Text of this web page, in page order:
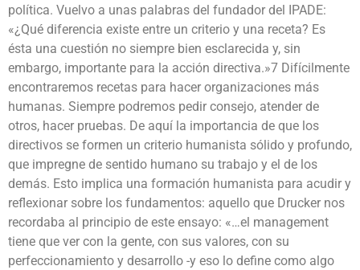
política. Vuelvo a unas palabras del fundador del IPADE:
«¿Qué diferencia existe entre un criterio y una receta? Es
ésta una cuestión no siempre bien esclarecida y, sin
embargo, importante para la acción directiva.»7 Difícilmente
encontraremos recetas para hacer organizaciones más
humanas. Siempre podremos pedir consejo, atender de
otros, hacer pruebas. De aquí la importancia de que los
directivos se formen un criterio humanista sólido y profundo,
que impregne de sentido humano su trabajo y el de los
demás. Esto implica una formación humanista para acudir y
reflexionar sobre los fundamentos: aquello que Drucker nos
recordaba al principio de este ensayo: «…el management
tiene que ver con la gente, con sus valores, con su
perfeccionamiento y desarrollo -y eso lo define como algo